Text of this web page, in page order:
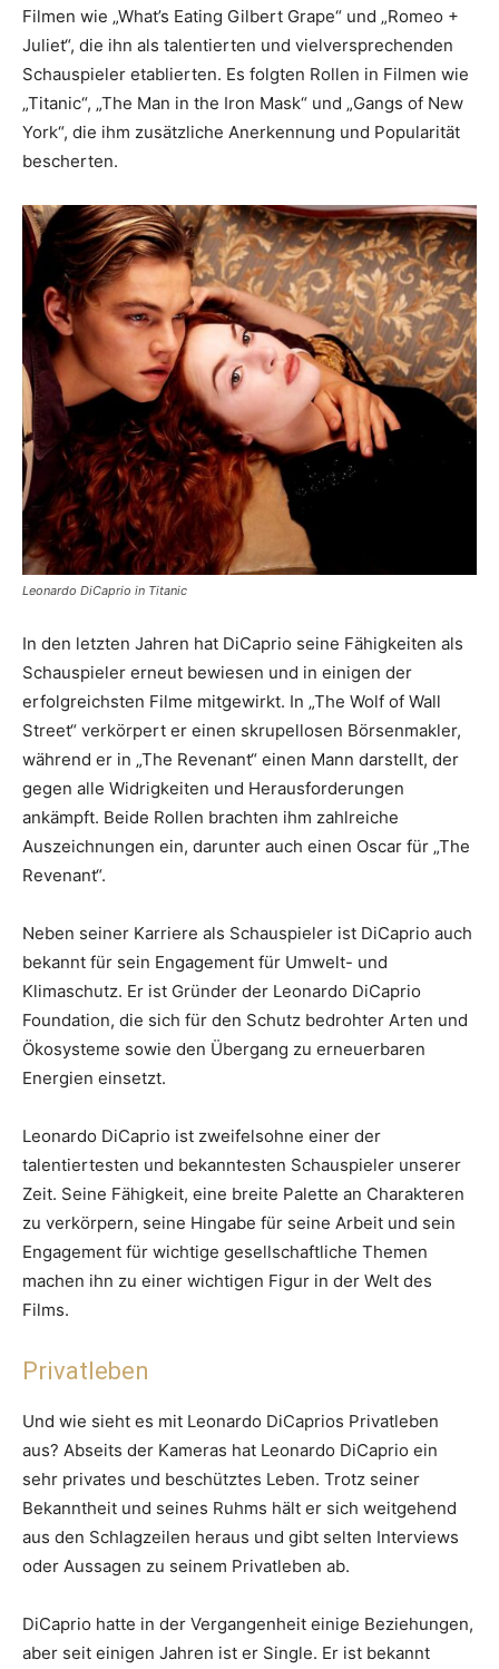
Filmen wie „What’s Eating Gilbert Grape“ und „Romeo +
Juliet“, die ihn als talentierten und vielversprechenden
Schauspieler etablierten. Es folgten Rollen in Filmen wie
„Titanic“, „The Man in the Iron Mask“ und „Gangs of New
York“, die ihm zusätzliche Anerkennung und Popularität
bescherten.
Leonardo DiCaprio in Titanic
In den letzten Jahren hat DiCaprio seine Fähigkeiten als
Schauspieler erneut bewiesen und in einigen der
erfolgreichsten Filme mitgewirkt. In „The Wolf of Wall
Street“ verkörpert er einen skrupellosen Börsenmakler,
während er in „The Revenant“ einen Mann darstellt, der
gegen alle Widrigkeiten und Herausforderungen
ankämpft. Beide Rollen brachten ihm zahlreiche
Auszeichnungen ein, darunter auch einen Oscar für „The
Revenant“.
Neben seiner Karriere als Schauspieler ist DiCaprio auch
bekannt für sein Engagement für Umwelt- und
Klimaschutz. Er ist Gründer der Leonardo DiCaprio
Foundation, die sich für den Schutz bedrohter Arten und
Ökosysteme sowie den Übergang zu erneuerbaren
Energien einsetzt.
Leonardo DiCaprio ist zweifelsohne einer der
talentiertesten und bekanntesten Schauspieler unserer
Zeit. Seine Fähigkeit, eine breite Palette an Charakteren
zu verkörpern, seine Hingabe für seine Arbeit und sein
Engagement für wichtige gesellschaftliche Themen
machen ihn zu einer wichtigen Figur in der Welt des
Films.
Privatleben
Und wie sieht es mit Leonardo DiCaprios Privatleben
aus? Abseits der Kameras hat Leonardo DiCaprio ein
sehr privates und beschütztes Leben. Trotz seiner
Bekanntheit und seines Ruhms hält er sich weitgehend
aus den Schlagzeilen heraus und gibt selten Interviews
oder Aussagen zu seinem Privatleben ab.
DiCaprio hatte in der Vergangenheit einige Beziehungen,
aber seit einigen Jahren ist er Single. Er ist bekannt